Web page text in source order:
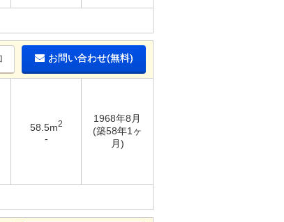
お問い合わせ(無料)
58.5m2
-
1968年8月
(築58年1ヶ
月)